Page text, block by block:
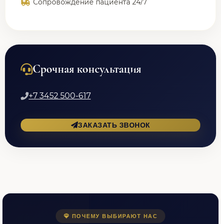
Сопровождение пациента 24/7
Срочная консультация
+7 3452 500-617
ЗАКАЗАТЬ ЗВОНОК
ПОЧЕМУ ВЫБИРАЮТ НАС